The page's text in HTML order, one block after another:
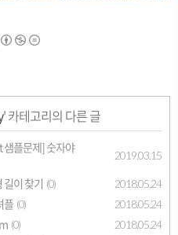
' 카테고리의 다른 글
플문제] 숫자야
2019.03.15
이 찾기 (0) 2018.05.24
플 (0) 2018.05.24
(0) 2018.05.24